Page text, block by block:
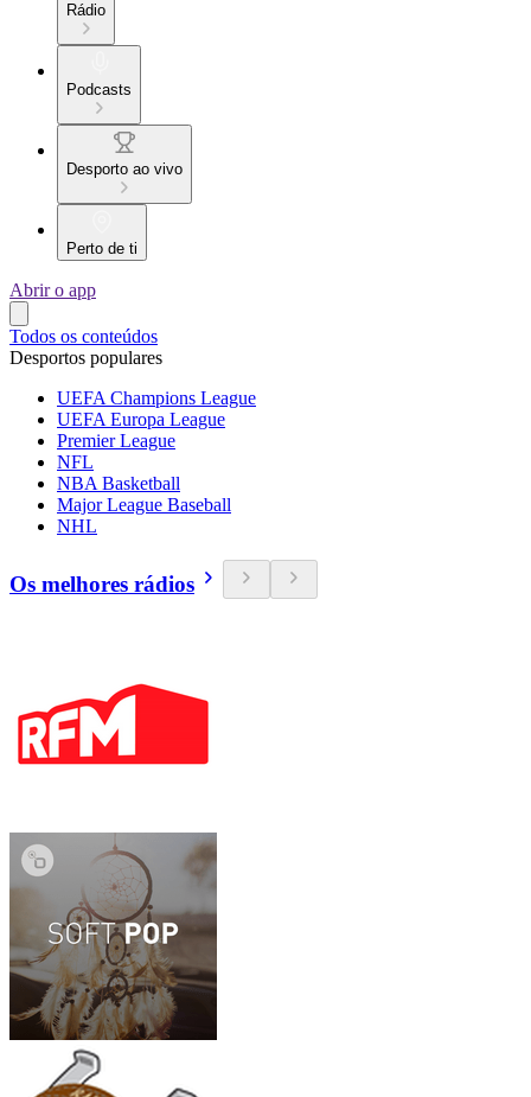
Rádio
Podcasts
Desporto ao vivo
Perto de ti
Abrir o app
Todos os conteúdos
Desportos populares
UEFA Champions League
UEFA Europa League
Premier League
NFL
NBA Basketball
Major League Baseball
NHL
Os melhores rádios